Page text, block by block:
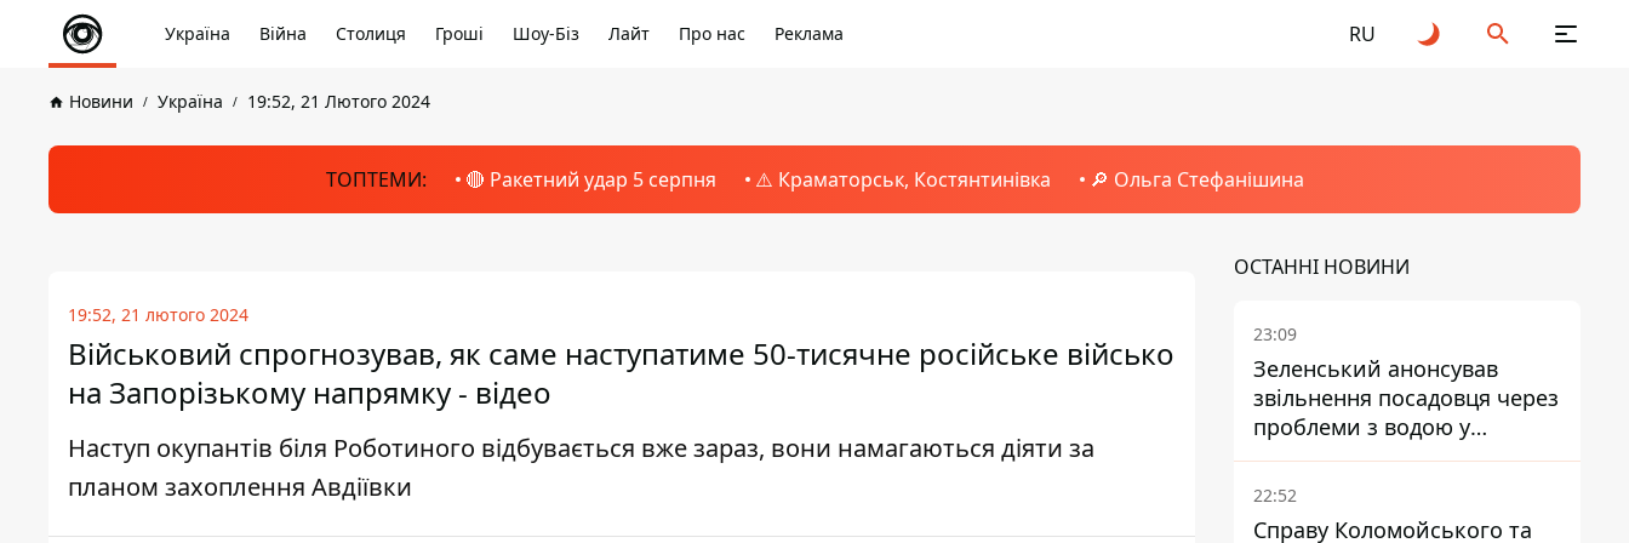
Україна Війна Столиця Гроші Шоу-Біз Лайт Про нас Реклама RU
Новини Україна 19:52, 21 Лютого 2024
ТОПТЕМИ: 🔴 Ракетний удар 5 серпня ⚠️ Краматорськ, Костянтинівка 🔎 Ольга Стефанішина
19:52, 21 лютого 2024
Військовий спрогнозував, як саме наступатиме 50-тисячне російське військо
на Запорізькому напрямку - відео
Наступ окупантів біля Роботиного відбувається вже зараз, вони намагаються діяти за
планом захоплення Авдіївки
ОСТАННІ НОВИНИ
23:09
Зеленський анонсував
звільнення посадовця через
проблеми з водою у
Марганці
22:52
Справу Коломойського та